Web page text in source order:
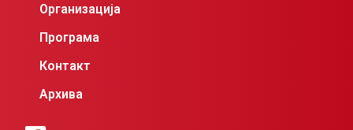
Организација
Програма
Контакт
Архива